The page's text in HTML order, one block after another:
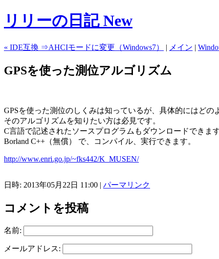
リリーの日記 New
« IDE互換 ⇒AHCIモードに変更（Windows7） | メイン |
GPSを使った測位アルゴリズム
GPSを使った測位のしくみは知っているが、具体的にはどの
そのアルゴリズムを知りたい方は必見です。
C言語で記述されたソースプログラムもダウンロードできま
Borland C++（無償） で、コンパイル、実行できます。
http://www.enri.go.jp/~fks442/K_MUSEN/
日時: 2013年05月22日 11:00 | パーマリンク
コメントを投稿
名前:
メールアドレス: